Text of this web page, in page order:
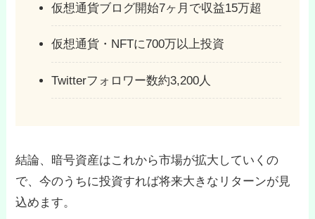
仮想通貨ブログ開始7ヶ月で収益15万超
仮想通貨・NFTに700万以上投資
Twitterフォロワー数約3,200人
結論、暗号資産はこれから市場が拡大していくの
で、今のうちに投資すれば将来大きなリターンが見
込めます。